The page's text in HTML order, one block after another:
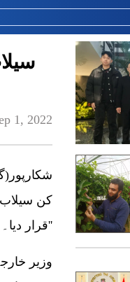
1, 2022
کن
''قرار دیا۔
وزیر